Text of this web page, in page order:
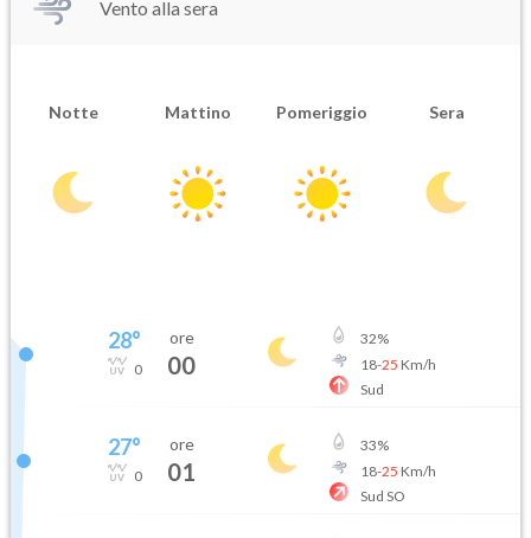
Vento alla sera
Notte Mattino Pomeriggio Sera
28°
0
ore
00
32%
18-25 Km/h
Sud
27°
0
ore
01
33%
18-25 Km/h
Sud SO